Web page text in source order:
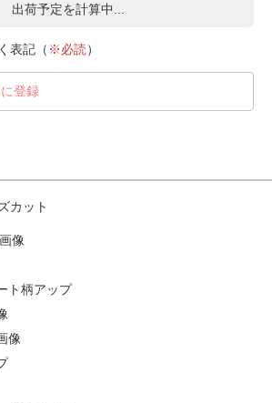
出荷予定を計算中...
表記（ ※必読）
に登録
カット